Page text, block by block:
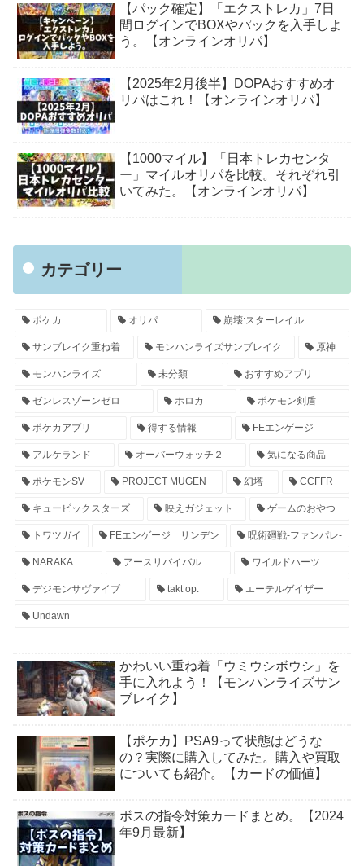
【パック確定】「エクストレカ」7日
間ログインでBOXやパックを入手しよ
う。【オンラインオリパ】
【2025年2月後半】DOPAおすすめオ
リパはこれ！【オンラインオリパ】
【1000マイル】「日本トレカセンタ
ー」マイルオリパを比較。それぞれ引
いてみた。【オンラインオリパ】
カテゴリー
ポケカ オリパ 崩壊:スターレイル
サンブレイク重ね着 モンハンライズサンブレイク 原神
モンハンライズ 未分類 おすすめアプリ
ゼンレスゾーンゼロ ホロカ ポケモン剣盾
ポケカアプリ 得する情報 FEエンゲージ
アルケランド オーバーウォッチ２ 気になる商品
ポケモンSV PROJECT MUGEN 幻塔 CCFFR
キュービックスターズ 映えガジェット ゲームのおやつ
トワツガイ FEエンゲージ リンデン 呪術廻戦-ファンパレ-
NARAKA アースリバイバル ワイルドハーツ
デジモンサヴァイブ takt op. エーテルゲイザー
Undawn
かわいい重ね着「ウミウシボウシ」を
手に入れよう！【モンハンライズサン
ブレイク】
【ポケカ】PSA9って状態はどうな
の？実際に購入してみた。購入や買取
についても紹介。【カードの価値】
ボスの指令対策カードまとめ。【2024
年9月最新】